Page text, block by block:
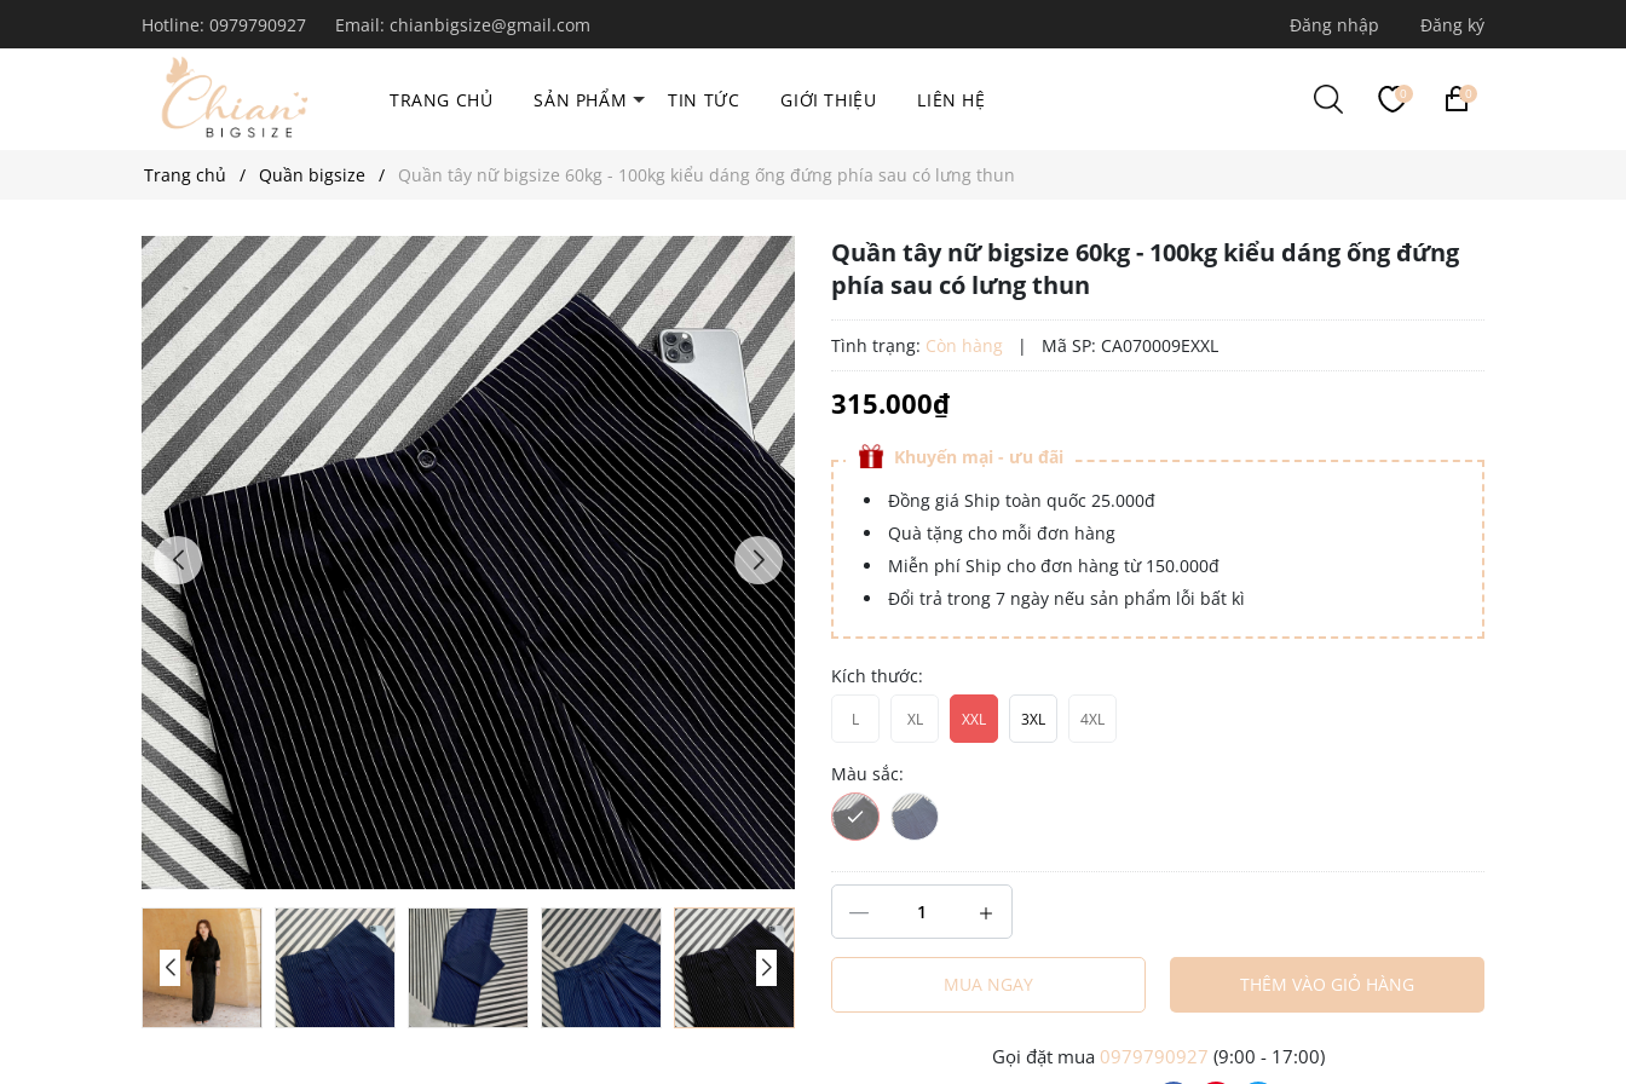
Hotline: 0979790927 Email: chianbigsize@gmail.com Đăng nhập Đăng ký
TRANG CHỦ SẢN PHẨM TIN TỨC GIỚI THIỆU LIÊN HỆ 0 0
Trang chủ Quần bigsize Quần tây nữ bigsize 60kg - 100kg kiểu dáng ống đứng phía sau có lưng thun
Quần tây nữ bigsize 60kg - 100kg kiểu dáng ống đứng
phía sau có lưng thun
Tình trạng: Còn hàng | Mã SP: CA070009EXXL
315.000₫
Khuyến mại - ưu đãi
Đồng giá Ship toàn quốc 25.000đ
Quà tặng cho mỗi đơn hàng
Miễn phí Ship cho đơn hàng từ 150.000đ
Đổi trả trong 7 ngày nếu sản phẩm lỗi bất kì
Kích thước:
L XL XXL 3XL 4XL
Màu sắc:
MUA NGAY THÊM VÀO GIỎ HÀNG
Gọi đặt mua 0979790927 (9:00 - 17:00)